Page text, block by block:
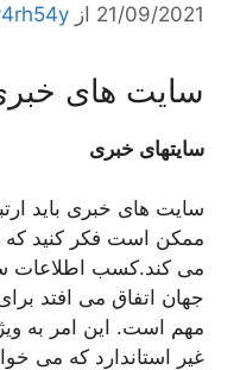
21/09/2021 از
سایت های
سایتهای خبری
سایت های خبری باید
ممکن است فکر کنید که
می کند.کسب اطلاعات
جهان اتفاق می افتد
مهم است. این امر به
غیر استاندارد که می